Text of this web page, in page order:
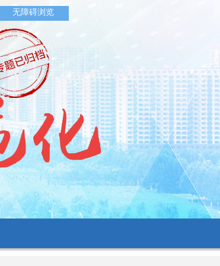
无障碍浏览